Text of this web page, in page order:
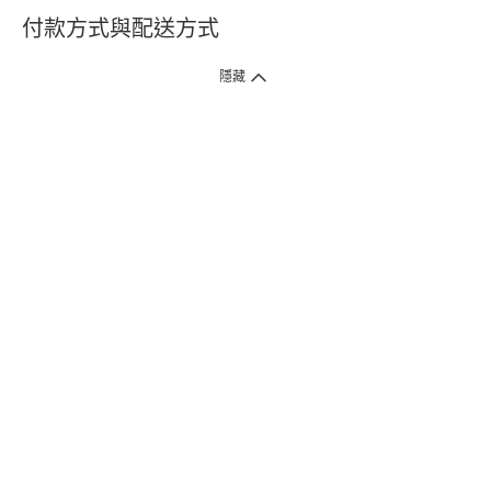
付款方式與配送方式
隱藏